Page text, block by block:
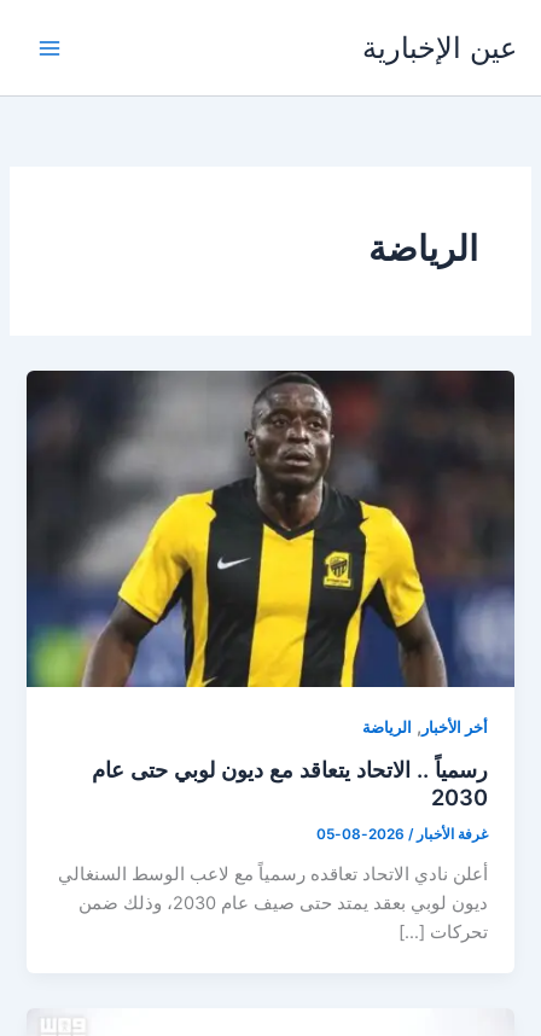
المحتوى
عين الإخبارية
الرياضة
أخر الأخبار , الرياضة
رسمياً .. الاتحاد يتعاقد مع ديون لوبي حتى عام
2030
غرفة الأخبار/
2026-08-05
أعلن نادي الاتحاد تعاقده رسمياً مع لاعب الوسط السنغالي
ديون لوبي بعقد يمتد حتى صيف عام 2030، وذلك ضمن
تحركات […]